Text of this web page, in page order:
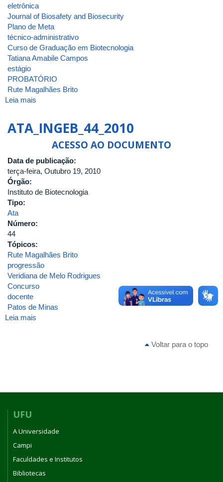
eletrônica
Journal of Biosafety and Biosecurity
Plano de Meta
técnico-administrativo
Curso de Graduação em Biotecnologia
Tatiana Amabile Campos
estágio
PROBATÓRIO
Rute Magalhães Brito
Leia mais
QUINQUAGÉSIMA
PRIMEIRA
DO
CONSELHO
INSTITUTO
E
DA
UNIVERSIDADE
FEDERAL
DE
UBERLÂNDIA
ATA_INGEB_44_2010
ACESSO AO DOCUMENTO
Data de publicação:
terça-feira, Outubro 19, 2010
Órgão:
Instituto de Biotecnologia
Tipo:
Ata
Número:
44
Tópicos:
Rute Magalhães Brito
progressão
Veridiana de Melo Rodrigues
Concurso
docente
Patos de Minas
Leia mais
Voltar para o topo
UFU
A Universidade
Campi
Faculdades e Institutos
Bibliotecas